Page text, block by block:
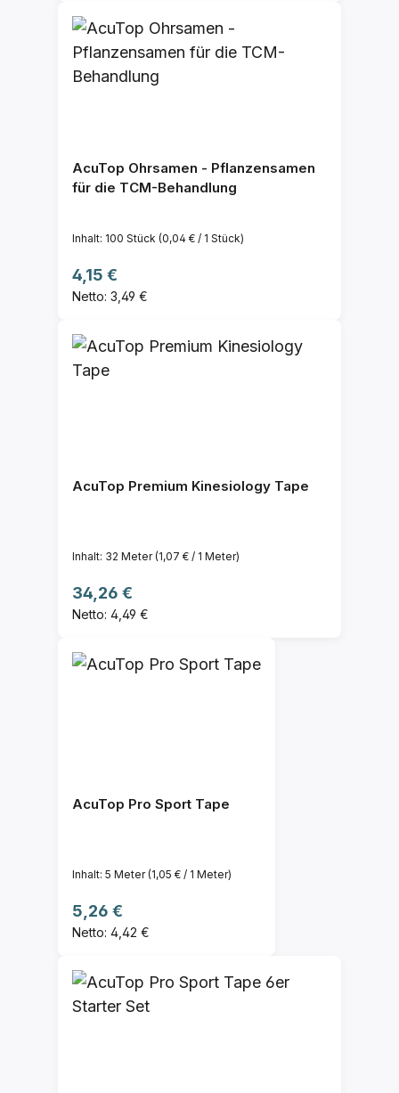
AcuTop Ohrsamen - Pflanzensamen
für die TCM-Behandlung
Inhalt: 100 Stück (0,04 € / 1 Stück)
Regulärer Preis:
4,15 €
Netto: 3,49 €
AcuTop Premium Kinesiology Tape
Inhalt: 32 Meter(1,07 € / 1 Meter)
Regulärer Preis:
34,26 €
Netto: 4,49 €
AcuTop Pro Sport Tape
Inhalt: 5 Meter(1,05 € / 1 Meter)
Regulärer Preis:
5,26 €
Netto: 4,42 €